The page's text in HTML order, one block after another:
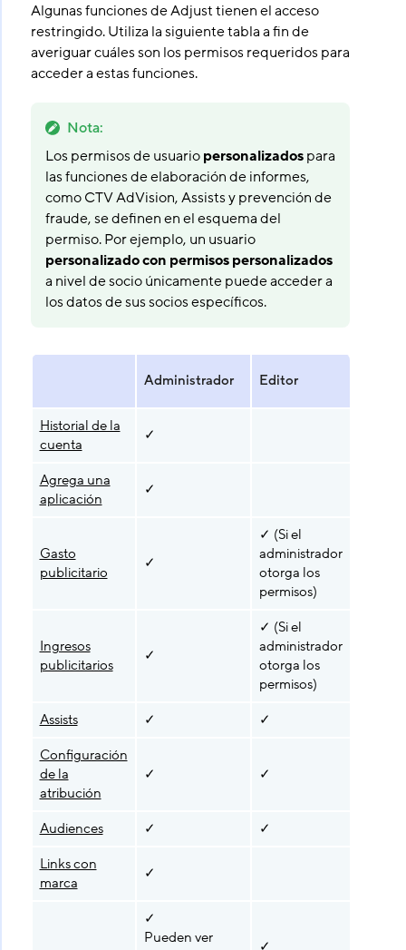
Algunas funciones de Adjust tienen el acceso
restringido. Utiliza la siguiente tabla a fin de
averiguar cuáles son los permisos requeridos para
acceder a estas funciones.
Nota:
Los permisos de usuariopersonalizadospara
las funciones de elaboración de informes,
como CTV AdVision, Assists y prevención de
fraude, se definen en el esquema del
permiso. Por ejemplo, un usuario
personalizado con permisos personalizados
a nivel de socio únicamente puede acceder a
los datos de sus socios específicos.
Administrador Editor
Historial de la
cuenta
✓
Agrega una
aplicación
✓
Gasto
publicitario
✓
✓ (Si el
administrador
otorga los
permisos)
Ingresos
publicitarios
✓
✓ (Si el
administrador
otorga los
permisos)
Assists
✓ ✓
Configuración
de la
atribución
✓ ✓
Audiences ✓
✓
Links con
marca
✓
✓
Pueden ver